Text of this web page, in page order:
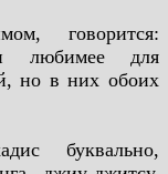
говорится:
любимее для
но в них обоих
буквально,